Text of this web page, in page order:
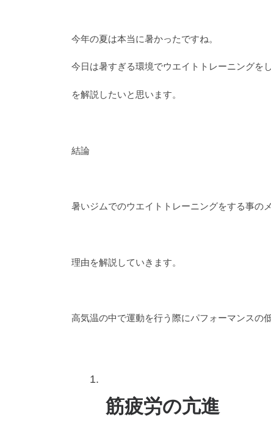
今年の夏は本当に暑かったですね。
今日は暑すぎる環境でウエイトトレーニングを
を解説したいと思います。
結論
暑いジムでのウエイトトレーニングをする事の
理由を解説していきます。
高気温の中で運動を行う際にパフォーマンスの
筋疲労の亢進